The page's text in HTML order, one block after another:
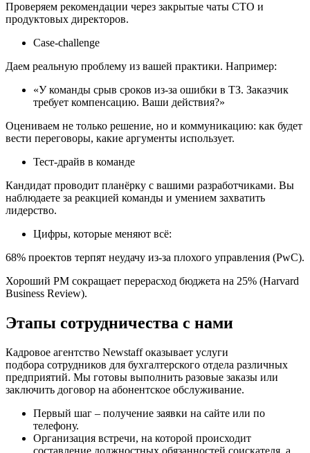
Проверяем рекомендации через закрытые чаты CTO и
продуктовых директоров.
Сase-challenge
Даем реальную проблему из вашей практики. Например:
«У команды срыв сроков из-за ошибки в ТЗ. Заказчик
требует компенсацию. Ваши действия?»
Оцениваем не только решение, но и коммуникацию: как будет
вести переговоры, какие аргументы использует.
Тест-драйв в команде
Кандидат проводит планёрку с вашими разработчиками. Вы
наблюдаете за реакцией команды и умением захватить
лидерство.
Цифры, которые меняют всё:
68% проектов терпят неудачу из-за плохого управления (PwC).
Хороший PM сокращает перерасход бюджета на 25% (Harvard
Business Review).
Этапы сотрудничества с нами
Кадровое агентство Newstaff оказывает услуги
подбора сотрудников для бухгалтерского отдела различных
предприятий. Мы готовы выполнить разовые заказы или
заключить договор на абонентское обслуживание.
Первый шаг – получение заявки на сайте или по
телефону.
Организация встречи, на которой происходит